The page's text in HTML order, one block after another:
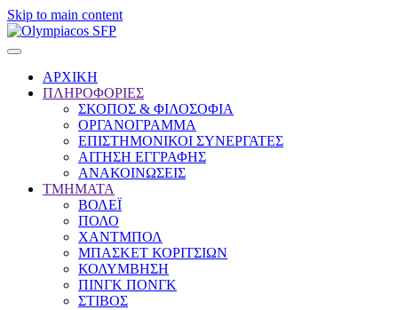
Skip to main content
ΑΡΧΙΚΗ
ΠΛΗΡΟΦΟΡΙΕΣ
ΣΚΟΠΟΣ & ΦΙΛΟΣΟΦΙΑ
ΟΡΓΑΝΟΓΡΑΜΜΑ
ΕΠΙΣΤΗΜΟΝΙΚΟΙ ΣΥΝΕΡΓΑΤΕΣ
ΑΙΤΗΣΗ ΕΓΓΡΑΦΗΣ
ΑΝΑΚΟΙΝΩΣΕΙΣ
ΤΜΗΜΑΤΑ
ΒΟΛΕΪ
ΠΟΛΟ
ΧΑΝΤΜΠΟΛ
ΜΠΑΣΚΕΤ ΚΟΡΙΤΣΙΩΝ
ΚΟΛΥΜΒΗΣΗ
ΠΙΝΓΚ ΠΟΝΓΚ
ΣΤΙΒΟΣ